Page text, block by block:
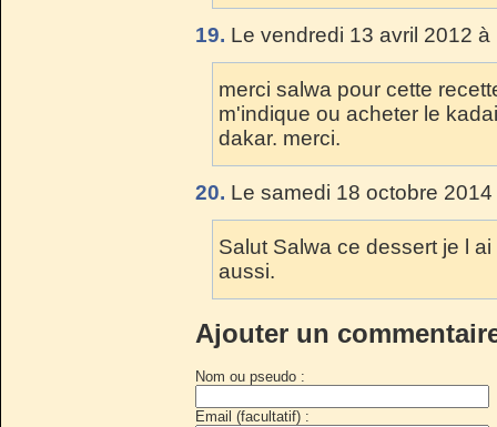
19. Le vendredi 13 avril 2012
merci salwa pour cette
m'indique ou acheter le
dakar. merci.
20. Le samedi 18 octobre
Salut Salwa ce dessert je l
aussi.
Ajouter un
Nom ou pseudo :
Email (facultatif) :